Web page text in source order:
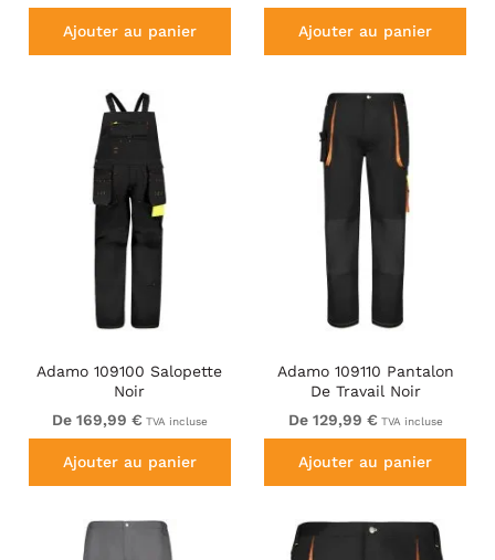
Ajouter au panier Ajouter au panier
Adamo 109100 Salopette
Noir
De 169,99 € TVA incluse
Ajouter au panier
Adamo 109110 Pantalon
De Travail Noir
De 129,99 € TVA incluse
Ajouter au panier